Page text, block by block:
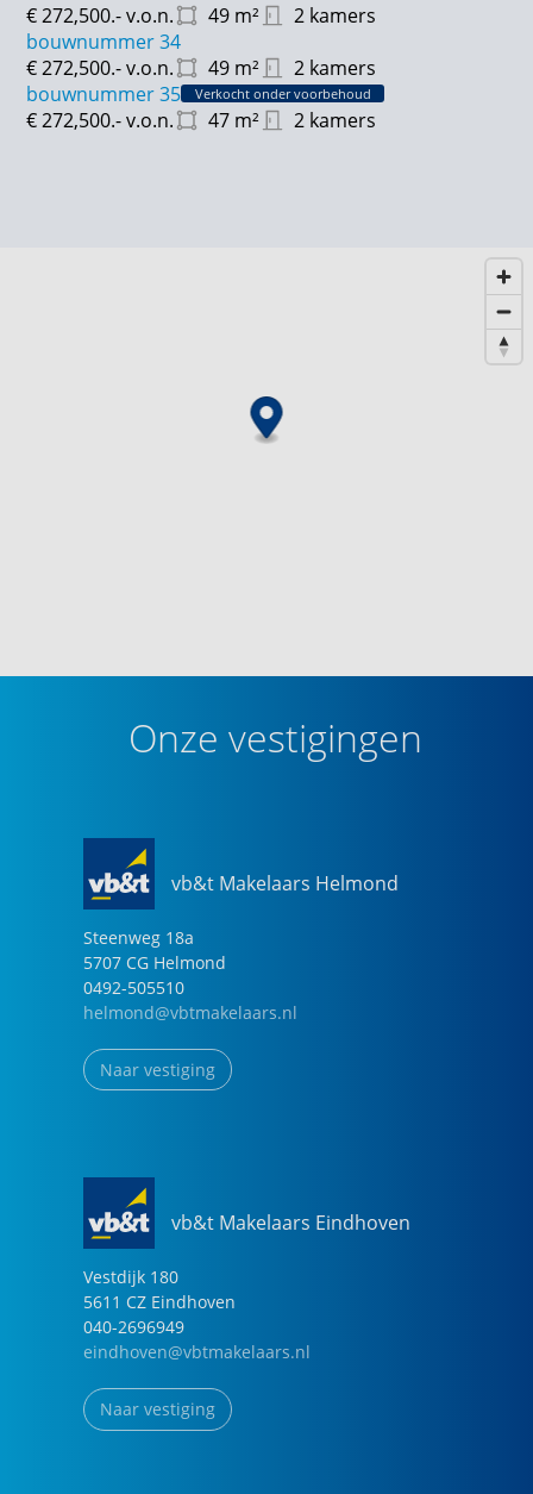
49 m² 2 kamers
€ 272,500.-v.o.n.
bouwnummer 34
49 m² 2 kamers
€ 272,500.-v.o.n.
bouwnummer 35
Verkocht onder voorbehoud
47 m² 2 kamers
€ 272,500.-v.o.n.
Onze vestigingen
vb&t Makelaars Helmond
Steenweg 18a
5707 CG Helmond
0492-505510
helmond@vbtmakelaars.nl
Naar vestiging
vb&t Makelaars Eindhoven
Vestdijk 180
5611 CZ Eindhoven
040-2696949
eindhoven@vbtmakelaars.nl
Naar vestiging